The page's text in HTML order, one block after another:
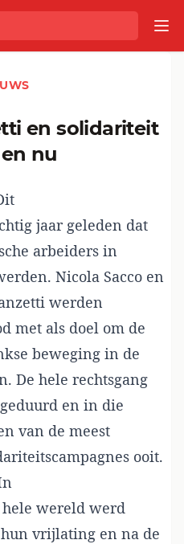
nu
jaar geleden dat
arbeiders in
Nicola Sacco en
werden
met als doel om de
beweging in de
De hele rechtsgang
en in die
van de meest
ooit.
hele wereld werd
vrijlating en na de